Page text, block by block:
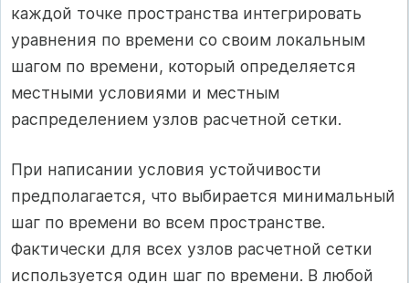
каждой точке пространства интегрировать
уравнения по времени со своим локальным
шагом по времени, который определяется
местными условиями и местным
распределением узлов расчетной сетки.
При написании условия устойчивости
предполагается, что выбирается минимальный
шаг по времени во всем пространстве.
Фактически для всех узлов расчетной сетки
используется один шаг по времени. В любой